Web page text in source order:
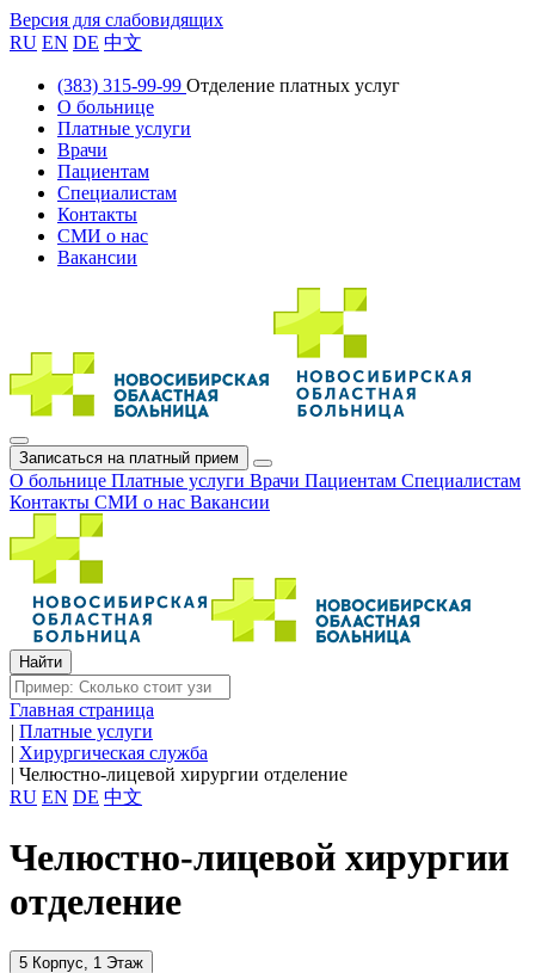
Версия для слабовидящих
RU EN DE 中文
(383) 315-99-99 Отделение платных услуг
О больнице
Платные услуги
Врачи
Пациентам
Специалистам
Контакты
СМИ о нас
Вакансии
Записаться на платный прием
О больнице Платные услуги Врачи Пациентам Специалистам
Контакты СМИ о нас Вакансии
Главная страница
| Платные услуги
| Хирургическая служба
| Челюстно-лицевой хирургии отделение
RU EN DE 中文
Челюстно-лицевой хирургии
отделение
5 Корпус, 1 Этаж